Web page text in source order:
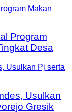
Program
Desa
Usulkan
Gresik